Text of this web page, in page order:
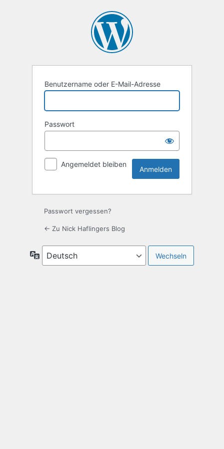
Benutzername oder E-Mail-Adresse
Passwort
Angemeldet bleiben
Passwort vergessen?
← Zu Nick Haflingers Blog
Sprache